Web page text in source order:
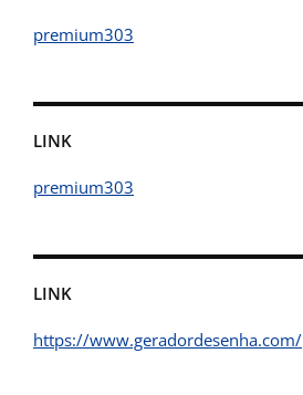
premium303
LINK
premium303
LINK
https://www.geradordesenha.com/